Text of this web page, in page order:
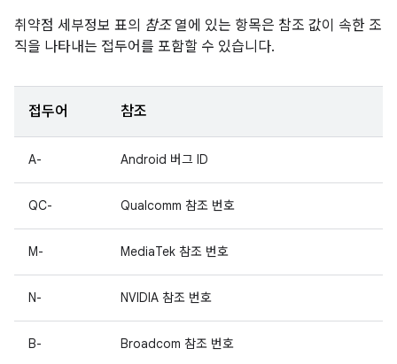
취약점 세부정보 표의 참조열에 있는 항목은 참조 값이 속한 조
직을 나타내는 접두어를 포함할 수 있습니다.
접두어 참조
A- Android 버그 ID
QC- Qualcomm 참조 번호
M- MediaTek 참조 번호
N- NVIDIA 참조 번호
B- Broadcom 참조 번호